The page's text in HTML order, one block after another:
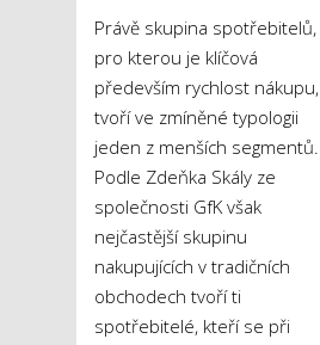
Právě skupina spotřebitelů,
pro kterou je klíčová
především rychlost nákupu,
tvoří ve zmíněné typologii
jeden z menších segmentů.
Podle Zdeňka Skály ze
společnosti GfK však
nejčastější skupinu
nakupujících v tradičních
obchodech tvoří ti
spotřebitelé, kteří se při